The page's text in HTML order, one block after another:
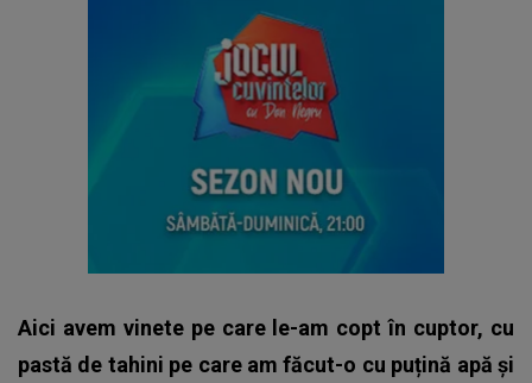
Aici avem vinete pe care le-am copt în cuptor, cu
pastă de tahini pe care am făcut-o cu puțină apă și